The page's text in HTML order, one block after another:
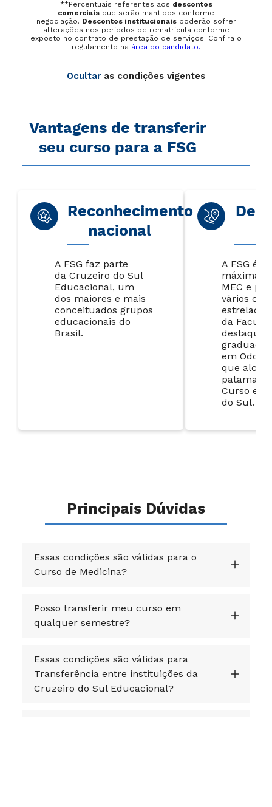
**Percentuais referentes aos descontos
comerciais que serão mantidos conforme
negociação. Descontos institucionaispoderão sofrer
alterações nos períodos de rematrícula conforme
exposto no contrato de prestação de serviços. Confira o
regulamento na área do candidato.
Ocultar as condições vigentes
Vantagens de transferir
seu curso para a FSG
Reconhecimento
nacional
A FSG faz parte
da Cruzeiro do Sul
Educacional, um
dos maiores e mais
conceituados grupos
educacionais do
Brasil.
A FSG é
máxima
MEC e
vários
da
destaque
graduação
em
que
patamar
Curso em
do Sul.
Principais Dúvidas
Essas condições são válidas para o
Curso de Medicina?
Posso transferir meu curso em
qualquer semestre?
Essas condições são válidas para
Transferência entre instituições da
Cruzeiro do Sul Educacional?